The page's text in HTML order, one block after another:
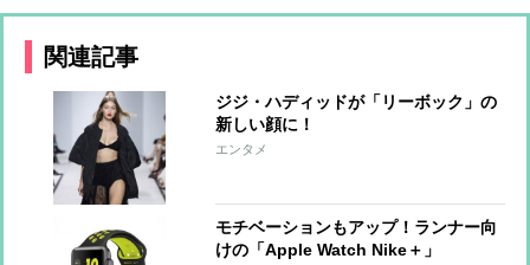
関連記事
ジジ・ハディッドが「リーボック」の
新しい顔に！
エンタメ
モチベーションもアップ！ランナー向
けの「Apple Watch Nike＋」